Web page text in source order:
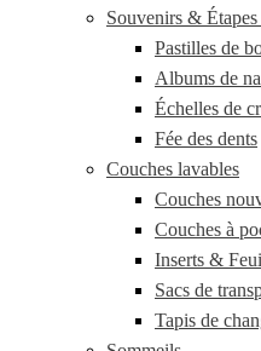
Souvenirs & Étapes
Pastilles de
Albums de
Échelles de
Fée des dents
Couches lavables
Couches
Couches à
Inserts &
Sacs de
Tapis de